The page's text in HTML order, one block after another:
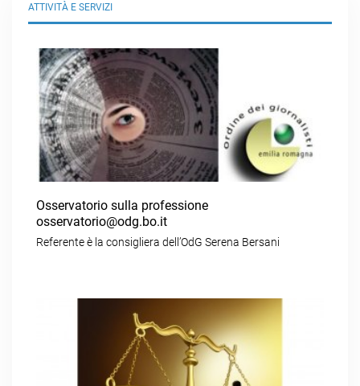
ATTIVITÀ E SERVIZI
Osservatorio sulla professione
osservatorio@odg.bo.it
Referente è la consigliera dell’OdG Serena Bersani